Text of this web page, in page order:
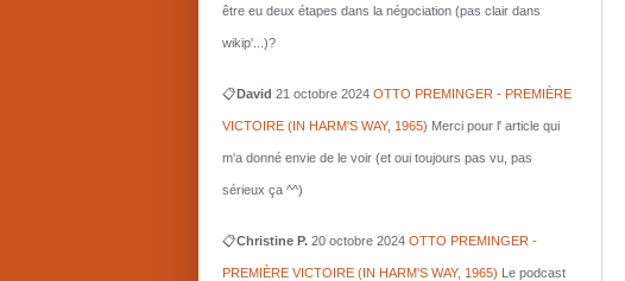
être eu deux étapes dans la négociation (pas clair dans
wikip'...)?
📋David 21 octobre 2024 OTTO PREMINGER - PREMIÈRE
VICTOIRE (IN HARM'S WAY, 1965) Merci pour l' article qui
m'a donné envie de le voir (et oui toujours pas vu, pas
sérieux ça ^^)
📋Christine P. 20 octobre 2024 OTTO PREMINGER -
PREMIÈRE VICTOIRE (IN HARM'S WAY, 1965) Le podcast